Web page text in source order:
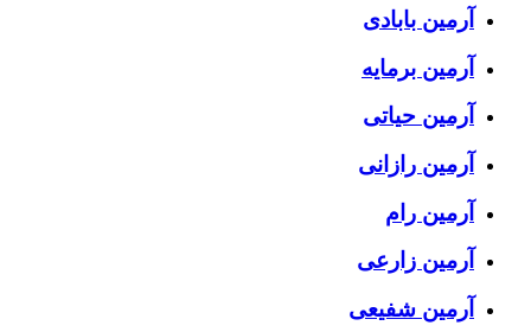
آرمین بابادی
آرمین برمایه
آرمین حیاتی
آرمین رازانی
آرمین رام
آرمین زارعی
آرمین شفیعی